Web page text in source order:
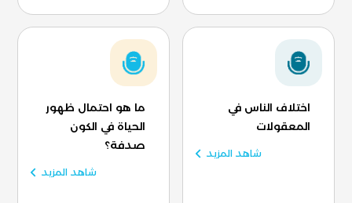
اختلاف الناس في
المعقولات
شاهد المزيد
ما هو احتمال ظهور
الحياة في الكون
صدفة؟
شاهد المزيد